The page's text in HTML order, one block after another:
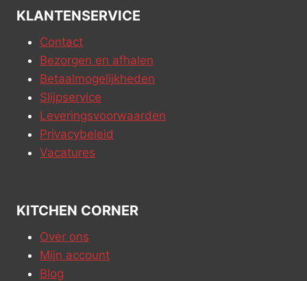
KLANTENSERVICE
Contact
Bezorgen en afhalen
Betaalmogelijkheden
Slijpservice
Leveringsvoorwaarden
Privacybeleid
Vacatures
KITCHEN CORNER
Over ons
Mijn account
Blog